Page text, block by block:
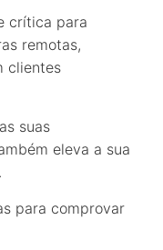
crítica para
remotas,
clientes
suas
eleva a sua
para comprovar